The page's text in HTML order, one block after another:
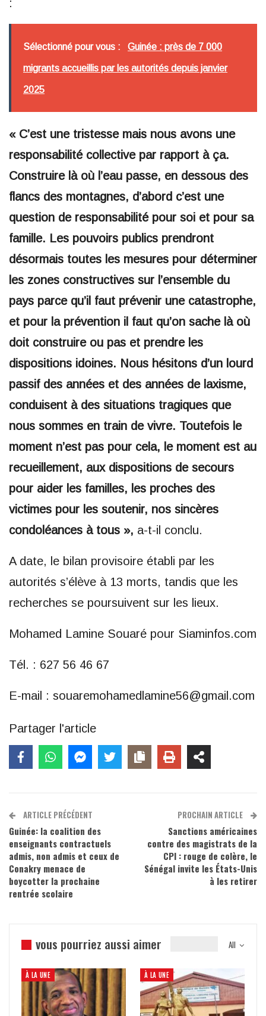
:
Sélectionné pour vous : Guinée : près de 7 000
migrants accueillis par les autorités depuis janvier
2025
« C’est une tristesse mais nous avons une
responsabilité collective par rapport à ça.
Construire là où l’eau passe, en dessous des
flancs des montagnes, d’abord c’est une
question de responsabilité pour soi et pour sa
famille. Les pouvoirs publics prendront
désormais toutes les mesures pour déterminer
les zones constructives sur l’ensemble du
pays parce qu’il faut prévenir une catastrophe,
et pour la prévention il faut qu’on sache là où
doit construire ou pas et prendre les
dispositions idoines. Nous hésitons d’un lourd
passif des années et des années de laxisme,
conduisent à des situations tragiques que
nous sommes en train de vivre. Toutefois le
moment n’est pas pour cela, le moment est au
recueillement, aux dispositions de secours
pour aider les familles, les proches des
victimes pour les soutenir, nos sincères
condoléances à tous », a-t-il conclu.
A date, le bilan provisoire établi par les
autorités s’élève à 13 morts, tandis que les
recherches se poursuivent sur les lieux.
Mohamed Lamine Souaré pour Siaminfos.com
Tél. : 627 56 46 67
E-mail : souaremohamedlamine56@gmail.com
Partager l'article
ARTICLE PRÉCÉDENT
Guinée: la coalition des
enseignants contractuels
admis, non admis et ceux de
Conakry menace de
boycotter la prochaine
rentrée scolaire
PROCHAIN ARTICLE
Sanctions américaines
contre des magistrats de la
CPI : rouge de colère, le
Sénégal invite les États-Unis
à les retirer
All
vous pourriez aussi aimer
À LA UNE À LA UNE